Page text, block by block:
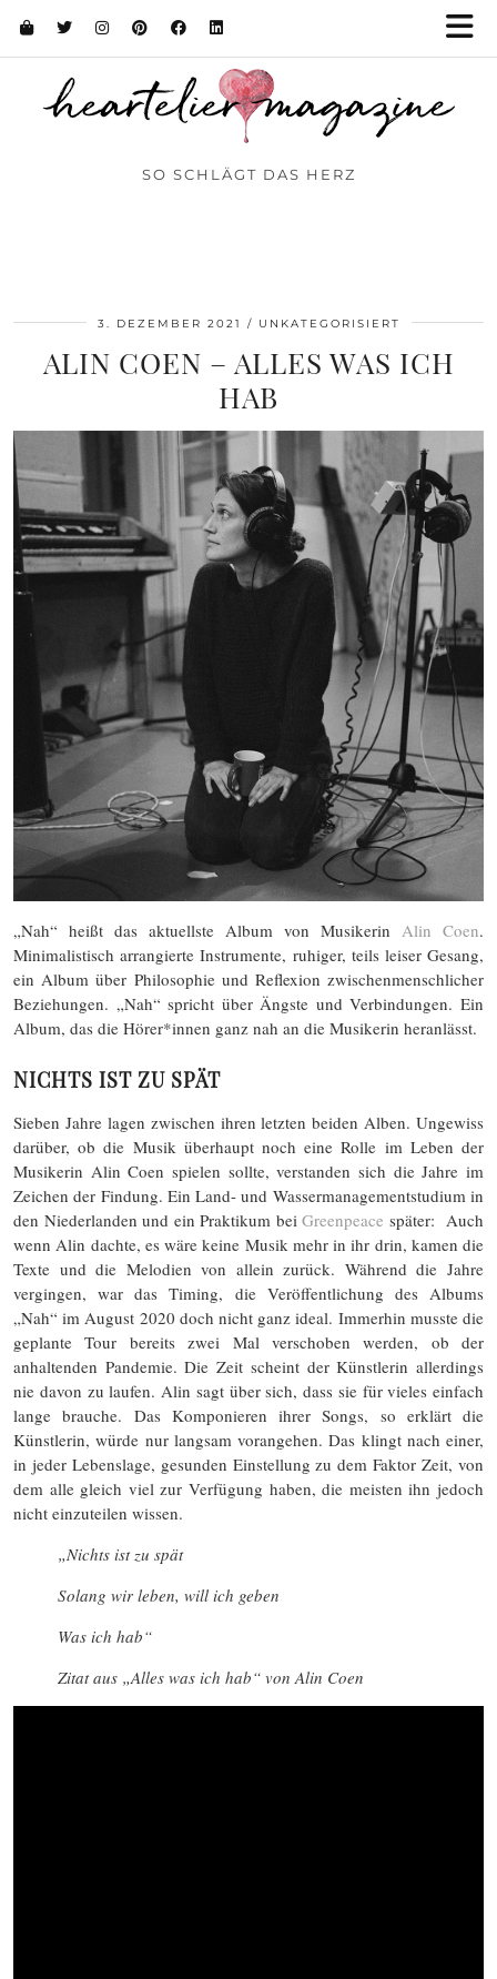
SO SCHLÄGT DAS HERZ
3. DEZEMBER 2021 UNKATEGORISIERT
ALIN COEN – ALLES WAS ICH
HAB
„Nah“ heißt das aktuellste Album von Musikerin Alin Coen.
Minimalistisch arrangierte Instrumente, ruhiger, teils leiser Gesang,
ein Album über Philosophie und Reflexion zwischenmenschlicher
Beziehungen. „Nah“ spricht über Ängste und Verbindungen. Ein
Album, das die Hörer*innen ganz nah an die Musikerin heranlässt.
NICHTS IST ZU SPÄT
Sieben Jahre lagen zwischen ihren letzten beiden Alben. Ungewiss
darüber, ob die Musik überhaupt noch eine Rolle im Leben der
Musikerin Alin Coen spielen sollte, verstanden sich die Jahre im
Zeichen der Findung. Ein Land- und Wassermanagementstudium in
den Niederlanden und ein Praktikum beiGreenpeace später: Auch
wenn Alin dachte, es wäre keine Musik mehr in ihr drin, kamen die
Texte und die Melodien von allein zurück. Während die Jahre
vergingen, war das Timing, die Veröffentlichung des Albums
„Nah“ im August 2020 doch nicht ganz ideal. Immerhin musste die
geplante Tour bereits zwei Mal verschoben werden, ob der
anhaltenden Pandemie. Die Zeit scheint der Künstlerin allerdings
nie davon zu laufen. Alin sagt über sich, dass sie für vieles einfach
lange brauche. Das Komponieren ihrer Songs, so erklärt die
Künstlerin, würde nur langsam vorangehen. Das klingt nach einer,
in jeder Lebenslage, gesunden Einstellung zu dem Faktor Zeit, von
dem alle gleich viel zur Verfügung haben, die meisten ihn jedoch
nicht einzuteilen wissen.
„Nichts ist zu spät
Solang wir leben, will ich geben
Was ich hab“
Zitat aus „Alles was ich hab“ von Alin Coen